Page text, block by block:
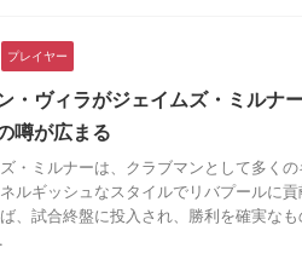
プレイヤー
・ヴィラがジェイムズ・ミルナ
噂が広まる
・ミルナーは、クラブマンとして多く
ルギッシュなスタイルでリバプールに
、試合終盤に投入され、勝利を確実なも